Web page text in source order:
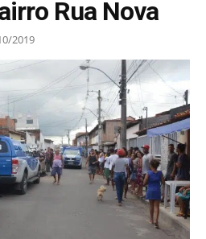
Rua Nova
2019